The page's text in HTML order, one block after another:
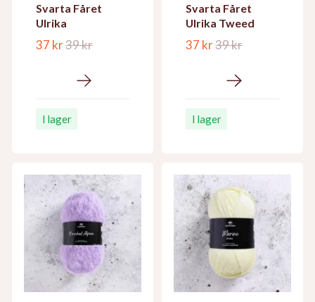
Svarta Fåret
Ulrika
37 kr39 kr
I lager
Svarta Fåret
Ulrika Tweed
37 kr39 kr
I lager